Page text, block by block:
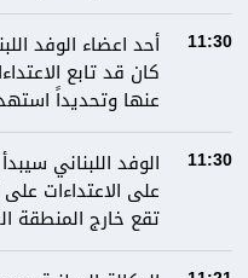
11:30
أحد اعضاء الوفد
كان قد تابع
عنها وتحديداً
11:30
الوفد اللبناني
على الاعتداءات
تقع خارج المنطقة